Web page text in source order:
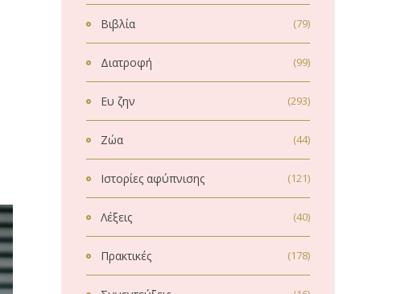
Βιβλία (79)
Διατροφή (99)
Ευ ζην (293)
Ζώα (44)
Ιστορίες αφύπνισης (121)
Λέξεις (40)
Πρακτικές (178)